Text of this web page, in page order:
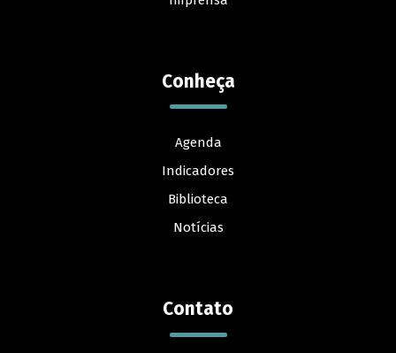
Conheça
Agenda
Indicadores
Biblioteca
Notícias
Contato